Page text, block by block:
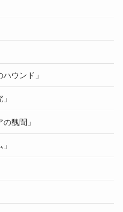
ウンド」
醜聞」